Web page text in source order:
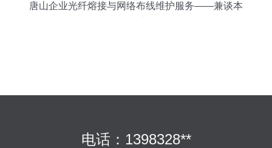
唐山企业光纤熔接与网络布线维护服务——兼谈本
电话：1398328**